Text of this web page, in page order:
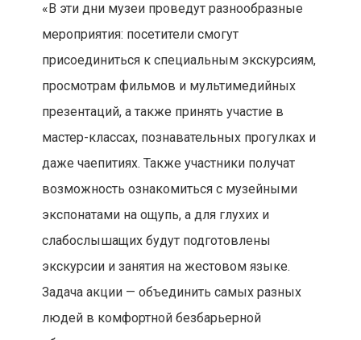
«В эти дни музеи проведут разнообразные
мероприятия: посетители смогут
присоединиться к специальным экскурсиям,
просмотрам фильмов и мультимедийных
презентаций, а также принять участие в
мастер-классах, познавательных прогулках и
даже чаепитиях. Также участники получат
возможность ознакомиться с музейными
экспонатами на ощупь, а для глухих и
слабослышащих будут подготовлены
экскурсии и занятия на жестовом языке.
Задача акции — объединить самых разных
людей в комфортной безбарьерной